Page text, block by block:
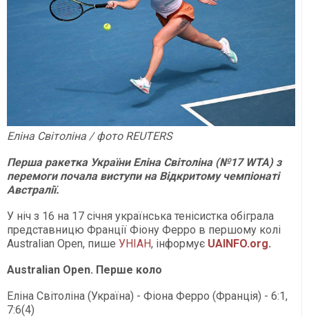
Еліна Світоліна / фото REUTERS
Перша ракетка України Еліна Світоліна (№17 WTA) з
перемоги почала виступи на Відкритому чемпіонаті
Австралії.
У ніч з 16 на 17 січня українська тенісистка обіграла
представницю Франції Фіону Ферро в першому колі
Australian Open, пише УНІАН, інформує UAINFO.org.
Australian Open. Перше коло
Еліна Світоліна (Україна) - Фіона Ферро (Франція) - 6:1,
7:6(4)